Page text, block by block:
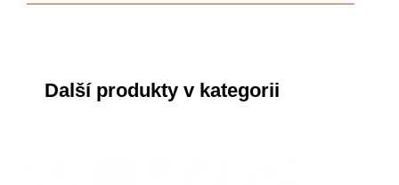
Další produkty v kategorii